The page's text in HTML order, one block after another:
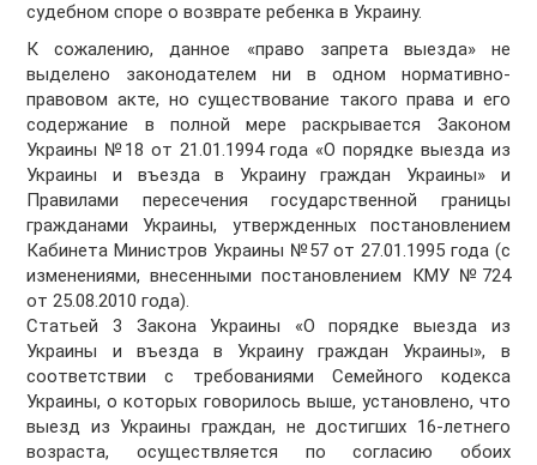
судебном споре о возврате ребенка в Украину.
К сожалению, данное «право запрета выезда» не
выделено законодателем ни в одном нормативно-
правовом акте, но существование такого права и его
содержание в полной мере раскрывается Законом
Украины №18 от 21.01.1994 года «О порядке выезда из
Украины и въезда в Украину граждан Украины» и
Правилами пересечения государственной границы
гражданами Украины, утвержденных постановлением
Кабинета Министров Украины №57 от 27.01.1995 года (с
изменениями, внесенными постановлением КМУ №724
от 25.08.2010 года).
Статьей 3 Закона Украины «О порядке выезда из
Украины и въезда в Украину граждан Украины», в
соответствии с требованиями Семейного кодекса
Украины, о которых говорилось выше, установлено, что
выезд из Украины граждан, не достигших 16-летнего
возраста, осуществляется по согласию обоих